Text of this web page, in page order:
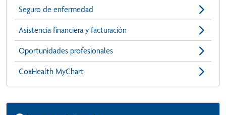
Seguro de enfermedad
Asistencia financiera y facturación
Oportunidades profesionales
CoxHealth MyChart